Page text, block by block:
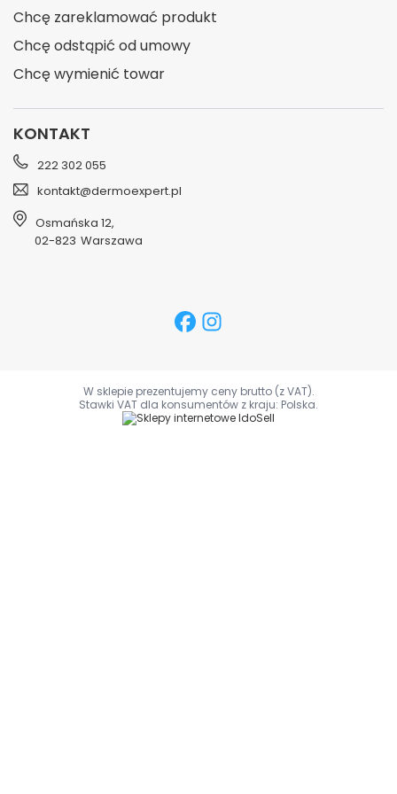
Chcę zareklamować produkt
Chcę odstąpić od umowy
Chcę wymienić towar
KONTAKT
222 302 055
kontakt@dermoexpert.pl
Osmańska 12,
02-823 Warszawa
W sklepie prezentujemy ceny brutto (z VAT).
Stawki VAT dla konsumentów z kraju: Polska.